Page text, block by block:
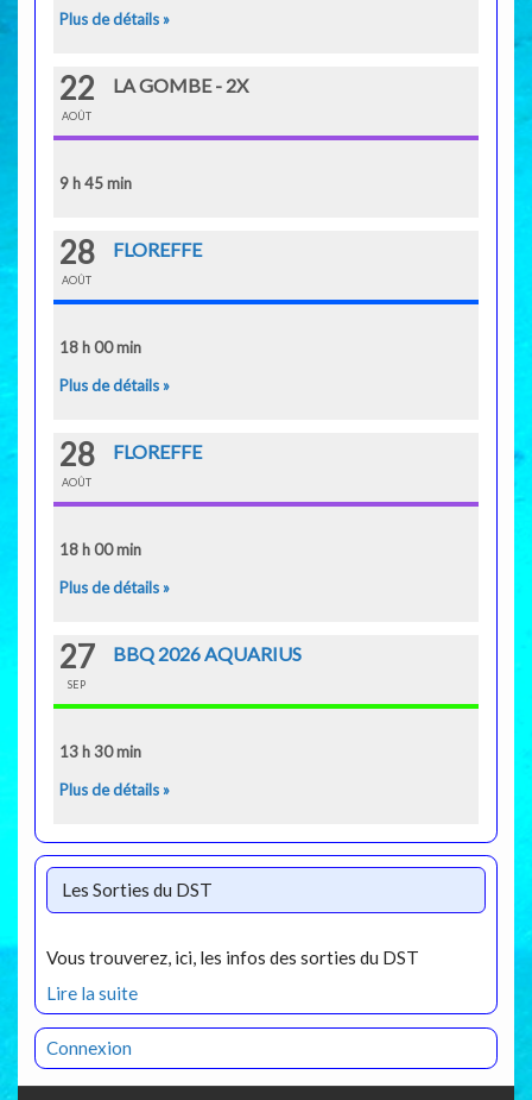
Plus de détails »
22
AOÛT
LA GOMBE - 2X
9 h 45 min
28
AOÛT
FLOREFFE
18 h 00 min
Plus de détails »
28
AOÛT
FLOREFFE
18 h 00 min
Plus de détails »
27
SEP
BBQ 2026 AQUARIUS
13 h 30 min
Plus de détails »
Les Sorties du DST
Vous trouverez, ici, les infos des sorties du DST
Lire la suite
Connexion